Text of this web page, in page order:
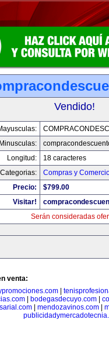
Vendido!
Minusculas:
Longitud:
18 caracteres
Categorias:
Compras y
Precio:
$799.00
Visitar!
Serán consideradas
venta:
bodegasdecuyo.com
mendozavinos.com